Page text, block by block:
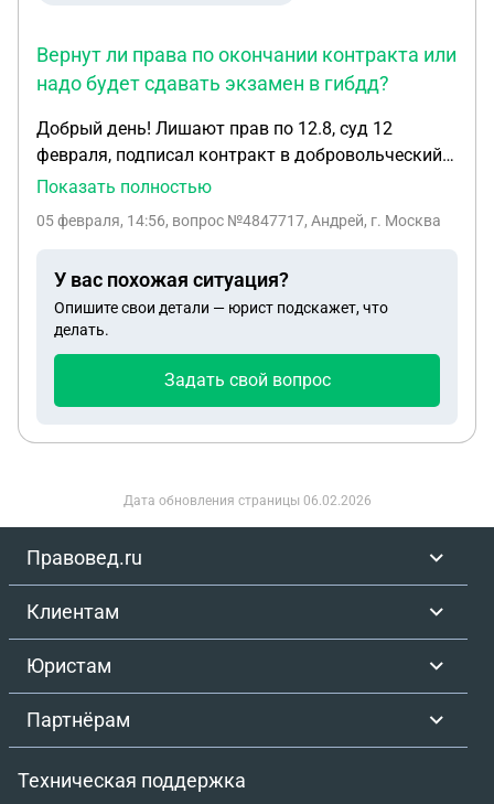
Вернут ли права по окончании контракта или
надо будет сдавать экзамен в гибдд?
Добрый день! Лишают прав по 12.8, суд 12
февраля, подписал контракт в добровольческий
отряд Барс на полгода! Отправляюсь в зону СВО.
надо будет сдавать экзамен в гибдд?
Показать полностью
05 февраля, 14:56, вопрос №4847717, Андрей, г. Москва
У вас похожая ситуация?
Опишите свои детали — юрист подскажет, что
делать.
Задать свой вопрос
Дата обновления страницы 06.02.2026
Правовед.ru
Клиентам
Юристам
Партнёрам
Техническая поддержка